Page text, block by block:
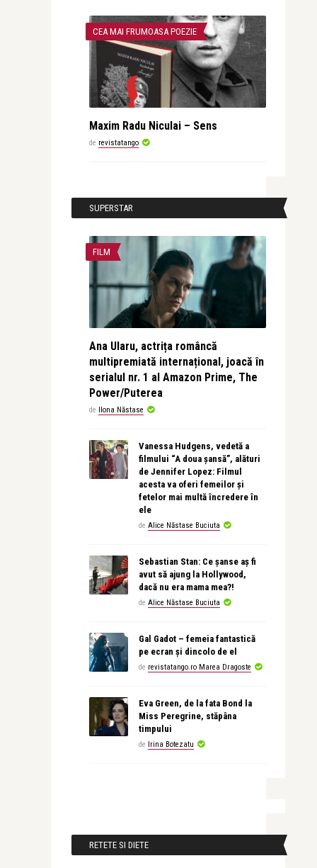
CEA MAI FRUMOASA POEZIE
Maxim Radu Niculai – Sens
de revistatango
SUPERSTAR
FILM
Ana Ularu, actrița româncă
multipremiată internațional, joacă în
serialul nr. 1 al Amazon Prime, The
Power/Puterea
de Ilona Năstase
Vanessa Hudgens, vedetă a
filmului “A doua șansă”, alături
de Jennifer Lopez: Filmul
acesta va oferi femeilor și
fetelor mai multă încredere în
ele
de Alice Năstase Buciuta
Sebastian Stan: Ce șanse aș fi
avut să ajung la Hollywood,
dacă nu era mama mea?!
de Alice Năstase Buciuta
Gal Gadot – femeia fantastică
pe ecran și dincolo de el
de revistatango.ro Marea Dragoste
Eva Green, de la fata Bond la
Miss Peregrine, stăpâna
timpului
de Irina Botezatu
RETETE SI DIETE